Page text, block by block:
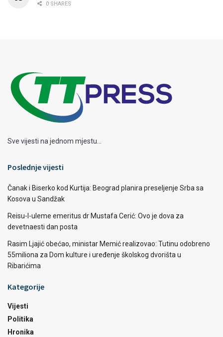
0 SHARES
Sve vijesti na jednom mjestu...
Poslednje vijesti
Čanak i Biserko kod Kurtija: Beograd planira preseljenje Srba sa
Kosova u Sandžak
Reisu-l-uleme emeritus dr Mustafa Cerić: Ovo je dova za
devetnaesti dan posta
Rasim Ljajić obećao, ministar Memić realizovao: Tutinu odobreno
55miliona za Dom kulture i uređenje školskog dvorišta u
Ribarićima
Kategorije
Vijesti
Politika
Hronika